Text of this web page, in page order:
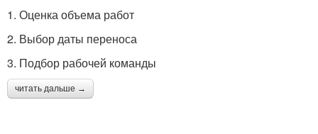
1. Оценка объема работ
2. Выбор даты переноса
3. Подбор рабочей команды
читать дальше →